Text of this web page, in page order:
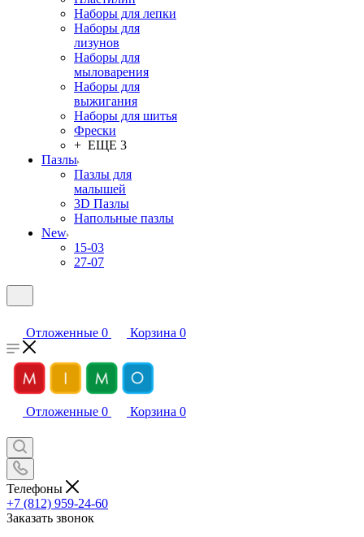
Наборы для лепки
Наборы для
лизунов
Наборы для
мыловарения
Наборы для
выжигания
Наборы для шитья
Фрески
+ ЕЩЕ 3
Пазлы
Пазлы для
малышей
3D Пазлы
Напольные пазлы
New
15-03
27-07
Отложенные 0 Корзина 0
Отложенные 0 Корзина 0
Телефоны
+7 (812) 959-24-60
Заказать звонок